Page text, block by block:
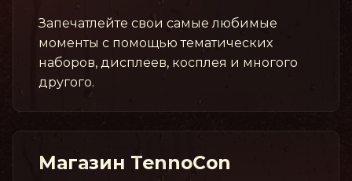
Запечатлейте свои самые любимые
моменты с помощью тематических
наборов, дисплеев, косплея и многого
другого.
Магазин TennoCon